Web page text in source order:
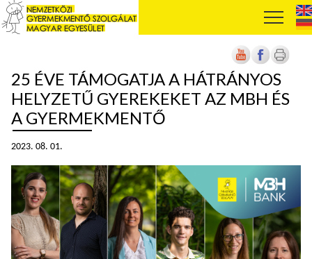
25 ÉVE TÁMOGATJA A HÁTRÁNYOS
HELYZETŰ GYEREKEKET AZ MBH ÉS
A GYERMEKMENTŐ
2023. 08. 01.